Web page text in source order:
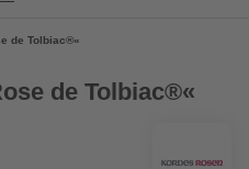
de Tolbiac®«
de Tolbiac®«